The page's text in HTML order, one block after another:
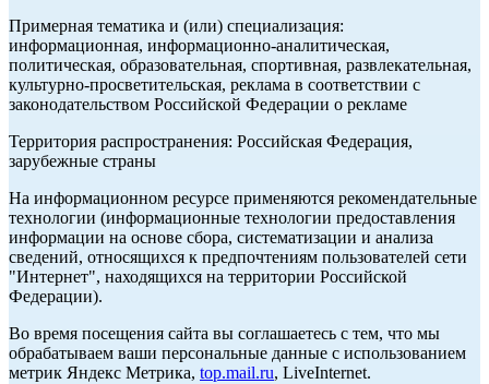
Примерная тематика и (или) специализация:
информационная, информационно-аналитическая,
политическая, образовательная, спортивная, развлекательная,
культурно-просветительская, реклама в соответствии с
законодательством Российской Федерации о рекламе
Территория распространения: Российская Федерация,
зарубежные страны
На информационном ресурсе применяются рекомендательные
технологии (информационные технологии предоставления
информации на основе сбора, систематизации и анализа
сведений, относящихся к предпочтениям пользователей сети
"Интернет", находящихся на территории Российской
Федерации).
Во время посещения сайта вы соглашаетесь с тем, что мы
обрабатываем ваши персональные данные с использованием
метрик Яндекс Метрика, top.mail.ru, LiveInternet.